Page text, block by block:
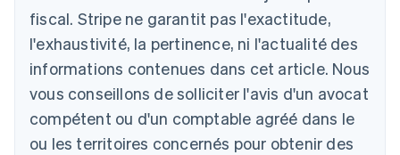
fiscal. Stripe ne garantit pas l'exactitude,
l'exhaustivité, la pertinence, ni l'actualité des
informations contenues dans cet article. Nous
vous conseillons de solliciter l'avis d'un avocat
compétent ou d'un comptable agréé dans le
ou les territoires concernés pour obtenir des
Autriche
Belgique
NederlandsFrançaisDeutschEnglish
Brésil
PortuguêsEnglish
Bulgarie
English